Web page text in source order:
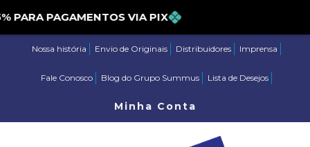
PAGAMENTOS VIA PIX
Nossa história Envio de Originais Distribuidores Imprensa
Fale Conosco Blog do Grupo Summus Lista de Desejos
Minha Conta